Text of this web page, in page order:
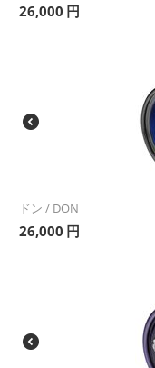
26,000 円
ドン / DON
26,000 円